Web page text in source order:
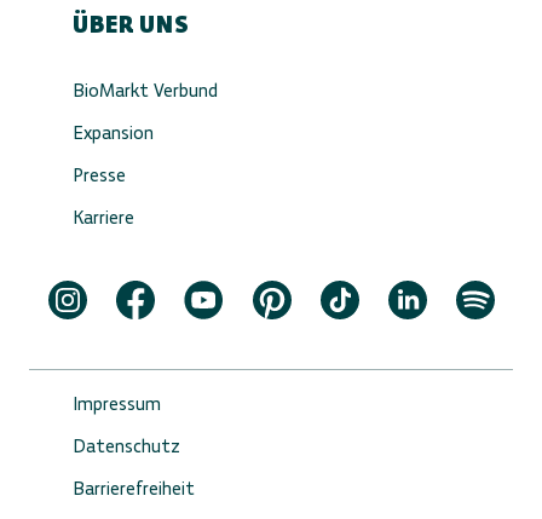
ÜBER UNS
BioMarkt Verbund
Expansion
Presse
Karriere
Impressum
Datenschutz
Barrierefreiheit